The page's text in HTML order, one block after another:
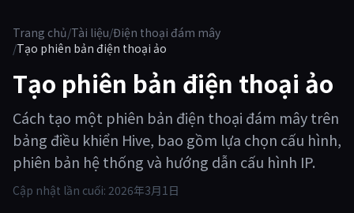
Trang chủ/Tài liệu/Điện thoại đám mây
/Tạo phiên bản điện thoại ảo
Tạo phiên bản điện thoại ảo
Cách tạo một phiên bản điện thoại đám mây trên
bảng điều khiển Hive, bao gồm lựa chọn cấu hình,
phiên bản hệ thống và hướng dẫn cấu hình IP.
Cập nhật lần cuối: 2026年3月1日